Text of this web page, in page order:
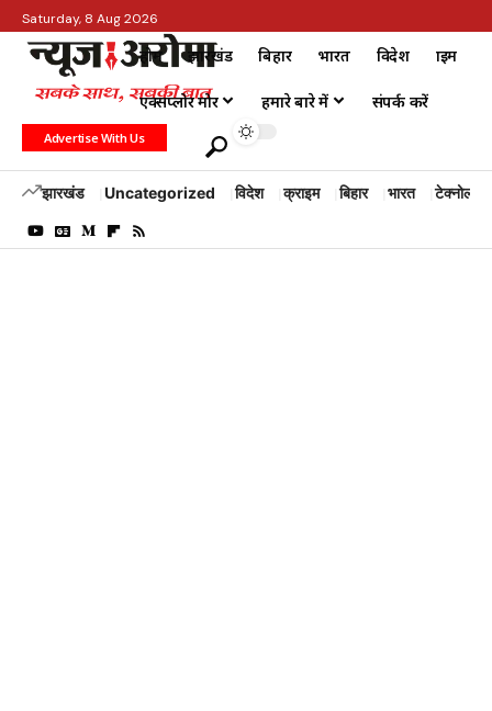
Saturday, 8 Aug 2026
होम झारखंड बिहार भारत विदेश क्राइम
एक्सप्लोर मोर हमारे बारे में संपर्क करें
Advertise With Us
झारखंड Uncategorized विदेश क्राइम बिहार भारत टेक्नोलॉजी